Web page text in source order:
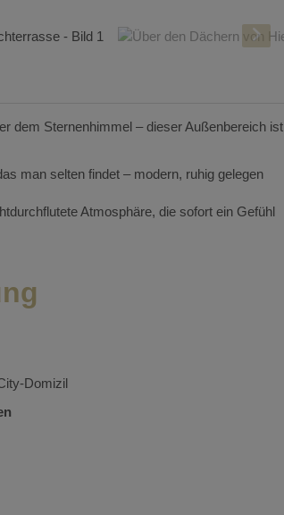
dem Sternenhimmel – dieser Außenbereich ist
man selten findet – modern, ruhig gelegen
Atmosphäre, die sofort ein Gefühl
Domizil